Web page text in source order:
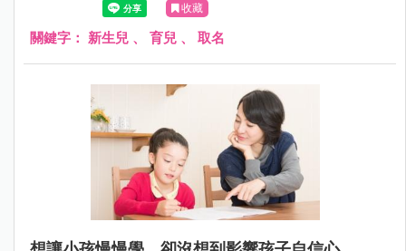
收藏
關鍵字： 新生兒 、 育兒 、 取名